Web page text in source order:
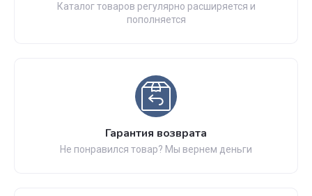
Каталог товаров регулярно расширяется и
пополняется
Гарантия возврата
Не понравился товар? Мы вернем деньги